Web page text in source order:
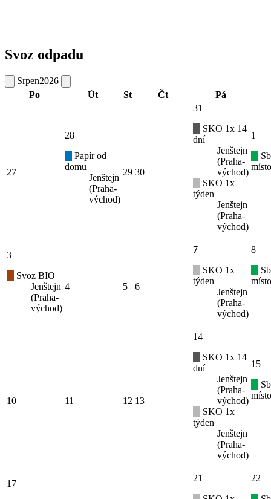
Svoz odpadu
Srpen2026
Po
Út St Čt Pá
27
28
Papír od
domu
Jenštejn
(Praha-
východ)
29 30
31
SKO 1x 14
dní
Jenštejn
(Praha-
východ)
SKO 1x
týden
Jenštejn
(Praha-
východ)
1
3
Svoz BIO
Jenštejn
(Praha-
východ)
4 5 6
7
SKO 1x
týden
Jenštejn
(Praha-
východ)
8
10 11 12 13
14
SKO 1x 14
dní
Jenštejn
(Praha-
východ)
SKO 1x
týden
Jenštejn
(Praha-
východ)
15
17
21
22